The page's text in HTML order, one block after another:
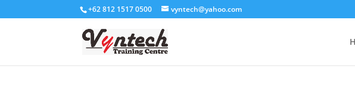
+62 812 1517 0500 vyntech@yahoo.com